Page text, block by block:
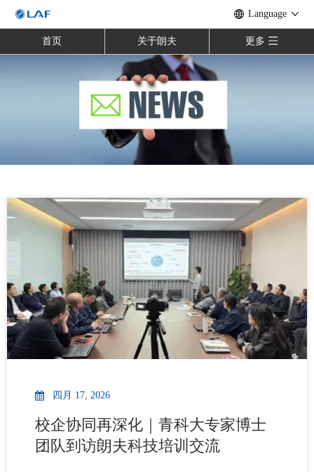
Language
首页 关于朗夫 更多
四月 17, 2026
校企协同再深化｜青科大专家博士
团队到访朗夫科技培训交流